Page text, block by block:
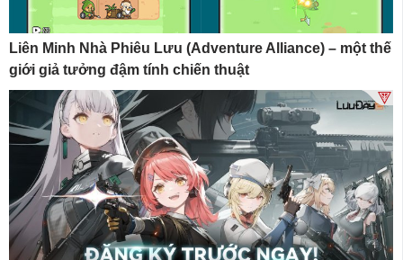
Liên Minh Nhà Phiêu Lưu (Adventure Alliance) – một thế
giới giả tưởng đậm tính chiến thuật